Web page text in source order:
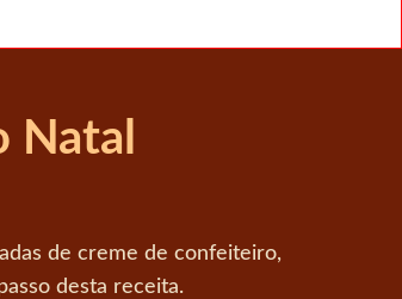
Natal
de creme de confeiteiro,
desta receita.